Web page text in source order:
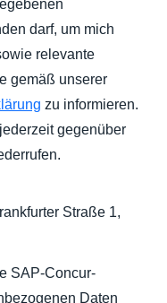
darf, um mich
relevante
gemäß unserer
zu informieren.
gegenüber
Straße 1,
SAP-Concur-
Daten